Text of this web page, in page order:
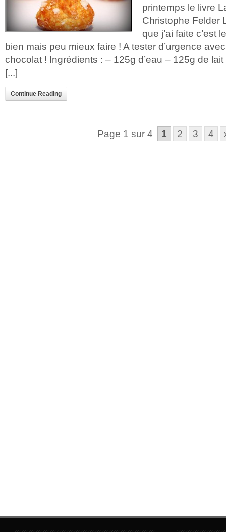
printemps le livre
Christophe Felder
que j’ai faite c’est
bien mais peu mieux faire ! A tester d’urgence
chocolat ! Ingrédients : – 125g d’eau – 125g de
[...]
Continue Reading
Page 1 sur 4 1 2 3 4